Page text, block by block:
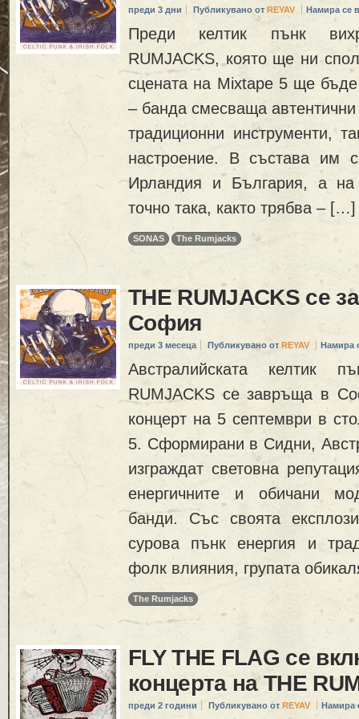
преди 3 дни Публикувано от REYAV Намира се
Преди келтик пънк
RUMJACKS, която ще ни
сцената на Mixtape 5 ще бъде
– банда смесваща
традиционни инструменти,
настроение. В състава им
Ирландия и България, а на
точно така, както трябва – […]
SONAS The Rumjacks
THE RUMJACKS се
София
преди 3 месеца Публикувано от REYAV Намира
Австралийската келтик
RUMJACKS се завръща в
концерт на 5 септември в
5. Сформирани в Сидни,
изграждат световна
енергичните и обичани
банди. Със своята
сурова пънк енергия и
фолк влияния, групата
The Rumjacks
FLY THE FLAG се
концерта на THE
преди 2 години Публикувано от REYAV Намира